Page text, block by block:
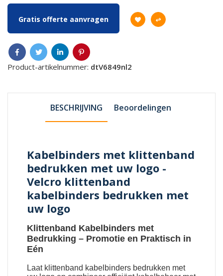
Gratis offerte aanvragen
Product-artikelnummer: dtV6849nl2
BESCHRIJVING Beoordelingen
Kabelbinders met klittenband
bedrukken met uw logo -
Velcro klittenband
kabelbinders bedrukken met
uw logo
Klittenband Kabelbinders met
Bedrukking – Promotie en Praktisch in
Eén
Laat klittenband kabelbinders bedrukken met